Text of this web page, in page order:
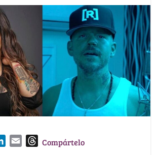
TCompártelo